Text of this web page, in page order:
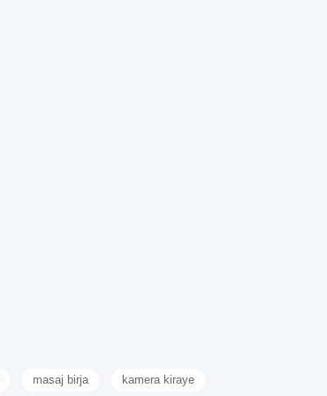
masaj birja kamera kiraye